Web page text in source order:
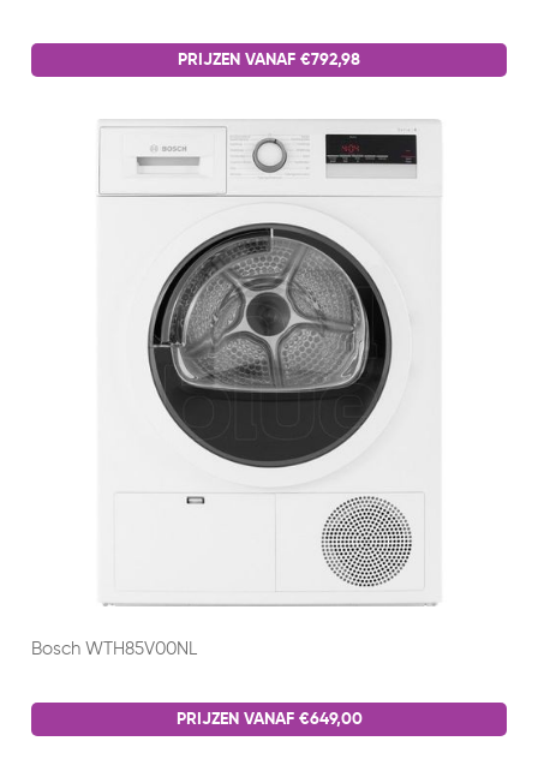
PRIJZEN VANAF €792,98
Bosch WTH85V00NL
PRIJZEN VANAF €649,00